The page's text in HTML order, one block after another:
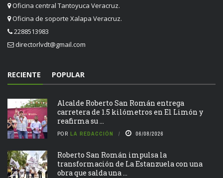
Oficina central Tantoyuca Veracruz.
Oficina de soporte Xalapa Veracruz.
2288513983
directorlvdt@gmail.com
RECIENTE POPULAR
Alcalde Roberto San Román entrega
carretera de 1.5 kilómetros en El Limón y
reafirma su ...
POR LA REDACCIÓN 06/08/2026
Roberto San Román impulsa la
transformación de La Estanzuela con una
obra que salda una ...